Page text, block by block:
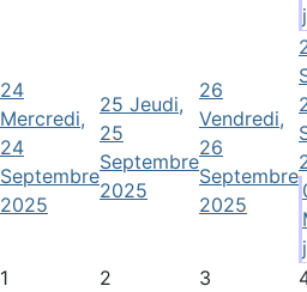
24
Mercredi,
24
Septembre
2025
25 Jeudi,
25
Septembre
2025
26
Vendredi,
26
Septembre
2025
1 2 3